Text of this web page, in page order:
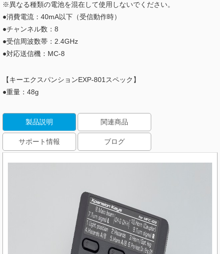
※異なる種類の電池を混在して使用しないでください。
●消費電流：40mA以下（受信動作時）
●チャンネル数：8
●受信周波数帯：2.4GHz
●対応送信機：MC-8
【キーエクスパンションEXP-801スペック】
●重量：48g
製品説明 関連商品
サポート情報 ブログ